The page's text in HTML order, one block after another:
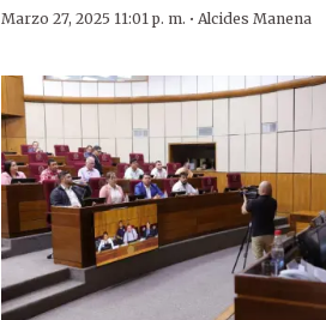
Marzo 27, 2025 11:01 p. m. ·Alcides Manena